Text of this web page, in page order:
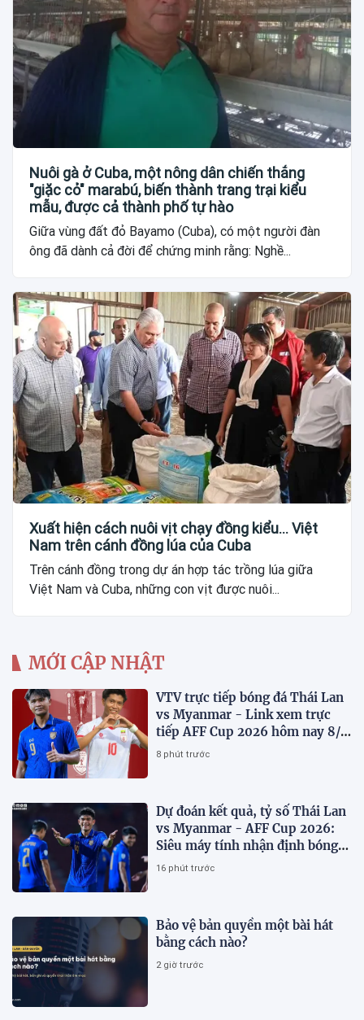
Nuôi gà ở Cuba, một nông dân chiến thắng
"giặc cỏ" marabú, biến thành trang trại kiểu
mẫu, được cả thành phố tự hào
Giữa vùng đất đỏ Bayamo (Cuba), có một người đàn
ông đã dành cả đời để chứng minh rằng: Nghề...
Xuất hiện cách nuôi vịt chạy đồng kiểu... Việt
Nam trên cánh đồng lúa của Cuba
Trên cánh đồng trong dự án hợp tác trồng lúa giữa
Việt Nam và Cuba, những con vịt được nuôi...
MỚI CẬP NHẬT
VTV trực tiếp bóng đá Thái Lan
vs Myanmar - Link xem trực
tiếp AFF Cup 2026 hôm nay 8/8
trên VTV6
8 phút trước
Dự đoán kết quả, tỷ số Thái Lan
vs Myanmar - AFF Cup 2026:
Siêu máy tính nhận định bóng
đá hôm nay 8/8
16 phút trước
Bảo vệ bản quyền một bài hát
bằng cách nào?
2 giờ trước